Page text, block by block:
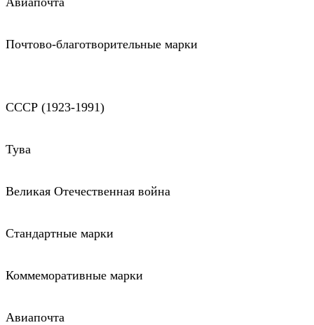
Почтово-благотворительные марки
СССР (1923-1991)
Тува
Великая Отечественная война
Стандартные марки
Коммеморативные марки
Авиапочта